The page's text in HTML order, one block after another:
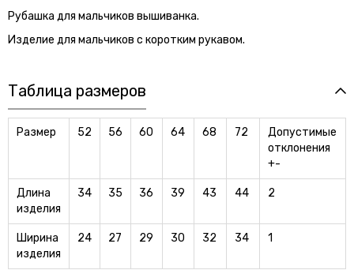
Рубашка для мальчиков вышиванка.
Изделие для мальчиков с коротким рукавом.
Таблица размеров
Размер 52 56 60 64 68 72
Допустимые
отклонения
+-
Длина
изделия
34 35 36 39 43 44 2
Ширина
изделия
24 27 29 30 32 34 1